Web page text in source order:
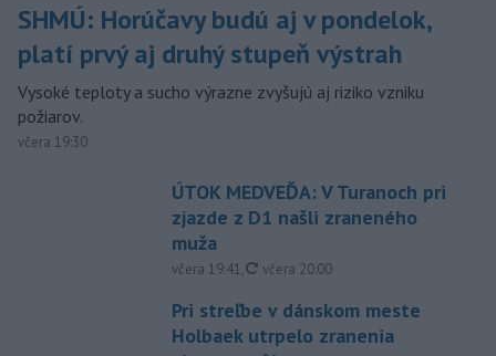
SHMÚ: Horúčavy budú aj v pondelok,
platí prvý aj druhý stupeň výstrah
Vysoké teploty a sucho výrazne zvyšujú aj riziko vzniku
požiarov.
včera 19:30
ÚTOK MEDVEĎA: V Turanoch pri
zjazde z D1 našli zraneného
muža
včera 19:41, aktualizované
včera 20:00
Pri streľbe v dánskom meste
Holbaek utrpelo zranenia